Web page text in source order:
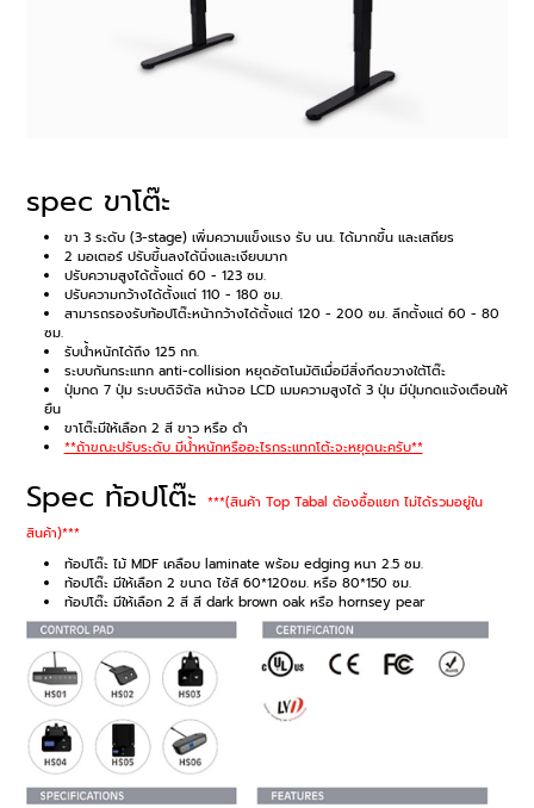
spec ขาโต๊ะ
ขา 3 ระดับ (3-stage) เพิ่มความแข็งแรง รับ นน. ได้มากขึ้น และเสถียร
2 มอเตอร์ ปรับขึ้นลงได้นิ่งและเงียบมาก
ปรับความสูงได้ตั้งแต่ 60 - 123 ซม.
ปรับความกว้างได้ตั้งแต่ 110 - 180 ซม.
สามารถรองรับท้อปโต๊ะหน้ากว้างได้ตั้งแต่ 120 - 200 ซม. ลึกตั้งแต่ 60 - 80
ซม.
รับน้ำหนักได้ถึง 125 กก.
ระบบกันกระแทก anti-collision หยุดอัตโนมัติเมื่อมีสิ่งกีดขวางใต้โต๊ะ
ปุ่มกด 7 ปุ่ม ระบบดิจิตัล หน้าจอ LCD เมมความสูงได้ 3 ปุ่ม มีปุ่มกดแจ้งเตือนให้
ยืน
ขาโต๊ะมีให้เลือก 2 สี ขาว หรือ ดำ
**ถ้าขณะปรับระดับ มีนํ้าหนักหรืออะไรกระเเทกโต้ะจะหยุดนะครับ**
Spec ท้อปโต๊ะ***(สินค้า Top Tabal ต้องซื้อแยก ไม่ได้รวมอยู่ใน
สินค้า)***
ท้อปโต๊ะ ไม้ MDF เคลือบ laminate พร้อม edging หนา 2.5 ซม.
ท้อปโต๊ะ มีให้เลือก 2 ขนาด ไซ้ส์ 60*120ซม. หรือ 80*150 ซม.
ท้อปโต๊ะ มีให้เลือก 2 สี สี dark brown oak หรือ hornsey pear